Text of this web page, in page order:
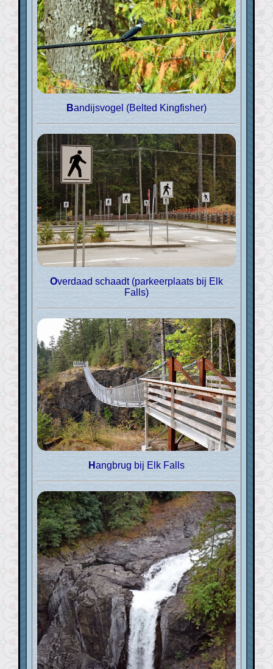
Bandijsvogel (Belted Kingfisher)
Overdaad schaadt (parkeerplaats bij Elk
Falls)
Hangbrug bij Elk Falls